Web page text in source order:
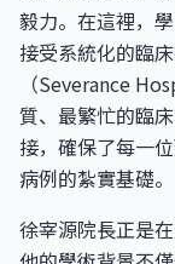
毅力。在這裡，
接受系統化的臨
（Severance
質、最繁忙的臨
接，確保了每一位
病例的紮實基礎。
徐宰源院長正是